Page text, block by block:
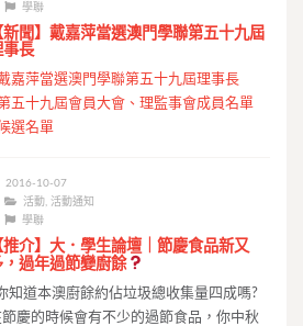
學聯
新聞】戴嘉萍當選澳門學聯第五十九屆
事長
嘉萍當選澳門學聯第五十九屆理事長
五十九屆會員大會、理監事會成員名單
選名單
2016-10-07
活動 ,活動通知
學聯
推介】大．學生論壇｜節慶食品新又
，過年過節變廚餘
知道本澳廚餘約佔垃圾總收集量四成嗎?
節慶的時候會有不少的過節食品，你中秋